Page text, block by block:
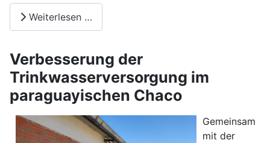
Weiterlesen …
Verbesserung der
Trinkwasserversorgung im
paraguayischen Chaco
Gemeinsam
mit der